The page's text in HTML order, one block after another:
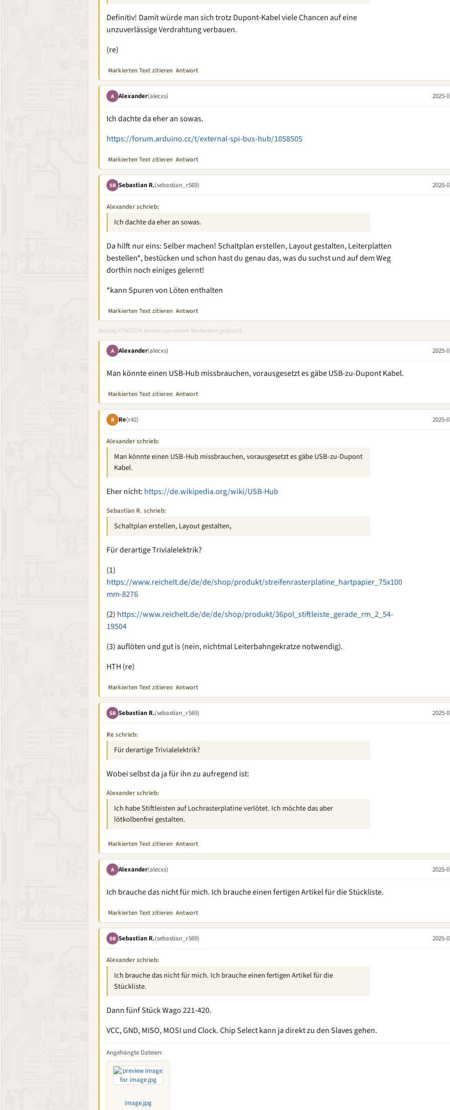
Definitiv! Damit würde man sich trotz Dupont-Kabel viele Chancen auf eine
unzuverlässige Verdrahtung verbauen.
(re)
Markierten Text zitieren Antwort
A Alexander(alecxs) 2025-
Ich dachte da eher an sowas.
https://forum.arduino.cc/t/external-spi-bus-hub/1058505
Markierten Text zitieren Antwort
SR Sebastian R.(sebastian_r569) 2025-
Alexander schrieb:
Ich dachte da eher an sowas.
Da hilft nur eins: Selber machen! Schaltplan erstellen, Layout gestalten, Leiterplatten
bestellen*, bestücken und schon hast du genau das, was du suchst und auf dem Weg
dorthin noch einiges gelernt!
*kann Spuren von Löten enthalten
Markierten Text zitieren Antwort
Beitrag #7902674 wurde von einem Moderator gelöscht.
A Alexander(alecxs) 2025-
Man könnte einen USB-Hub missbrauchen, vorausgesetzt es gäbe USB-zu-Dupont Kabel.
Markierten Text zitieren Antwort
R Re(r42) 2025-
Alexander schrieb:
Man könnte einen USB-Hub missbrauchen, vorausgesetzt es gäbe USB-zu-Dupont
Kabel.
Eher nicht: https://de.wikipedia.org/wiki/USB-Hub
Sebastian R. schrieb:
Schaltplan erstellen, Layout gestalten,
Für derartige Trivialelektrik?
(1)
https://www.reichelt.de/de/de/shop/produkt/streifenrasterplatine_hartpapier_75x100
mm-8276
(2) https://www.reichelt.de/de/de/shop/produkt/36pol_stiftleiste_gerade_rm_2_54-
19504
(3) auflöten und gut is (nein, nichtmal Leiterbahngekratze notwendig).
HTH (re)
Markierten Text zitieren Antwort
SR Sebastian R.(sebastian_r569) 2025-
Re schrieb:
Für derartige Trivialelektrik?
Wobei selbst da ja für ihn zu aufregend ist:
Alexander schrieb:
Ich habe Stiftleisten auf Lochrasterplatine verlötet. Ich möchte das aber
lötkolbenfrei gestalten.
Markierten Text zitieren Antwort
A Alexander(alecxs) 2025-
Ich brauche das nicht für mich. Ich brauche einen fertigen Artikel für die Stückliste.
Markierten Text zitieren Antwort
SR Sebastian R.(sebastian_r569) 2025-
Alexander schrieb:
Ich brauche das nicht für mich. Ich brauche einen fertigen Artikel für die
Stückliste.
Dann fünf Stück Wago 221-420.
VCC, GND, MISO, MOSI und Clock. Chip Select kann ja direkt zu den Slaves gehen.
Angehängte Dateien:
image.jpg